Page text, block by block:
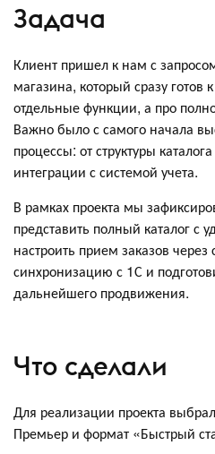
Задача
Клиент пришел к нам с
магазина, который сразу готов
отдельные функции, а про
Важно было с самого начала
процессы: от структуры
интеграции с системой учета.
В рамках проекта мы
представить полный каталог с
настроить прием заказов через
синхронизацию с 1С и
дальнейшего продвижения.
Что сделали
Для реализации проекта
Премьер и формат «Быстрый